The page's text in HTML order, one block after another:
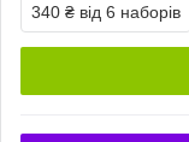
340 ₴ від 6 наборів